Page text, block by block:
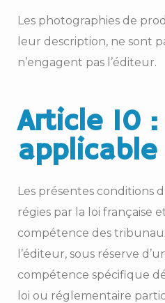
Les photographies de
leur description, ne sont
n’engagent pas l’éditeur.
Article 10 :
applicable
Les présentes conditions
régies par la loi française
compétence des
l’éditeur, sous réserve
compétence spécifique
loi ou réglementaire